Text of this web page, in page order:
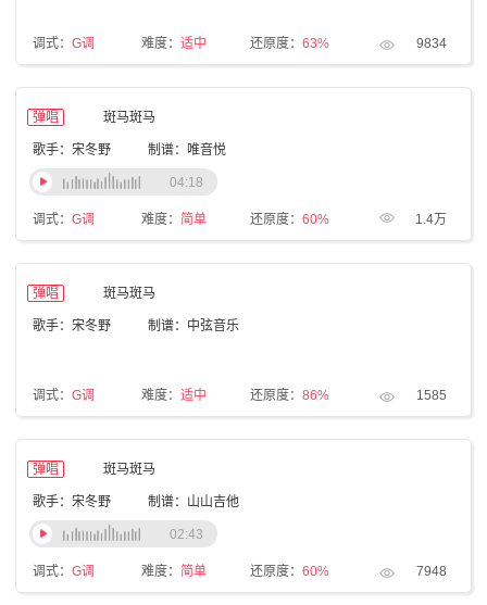
调式： G调 难度： 适中 还原度： 63% 9834
弹唱 斑马斑马
歌手：宋冬野 制谱：唯音悦
调式： G调 难度： 简单 还原度： 60% 1.4万
04:18
弹唱 斑马斑马
歌手：宋冬野 制谱：中弦音乐
调式： G调 难度： 适中 还原度： 86% 1585
弹唱 斑马斑马
歌手：宋冬野 制谱：山山吉他
调式： G调 难度： 简单 还原度： 60% 7948
02:43